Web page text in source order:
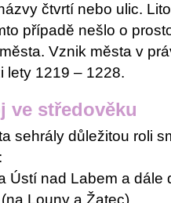
čtvrtí nebo ulic.
případě nešlo o
Vznik města v
lety 1219 – 1228.
ve středověku
sehrály důležitou roli
Ústí nad Labem a dále
Louny a Žatec)